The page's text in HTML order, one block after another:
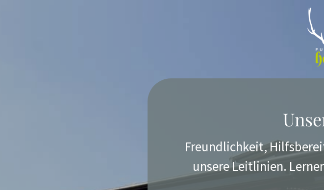
Freundlichkeit,
unsere Leitlinien.